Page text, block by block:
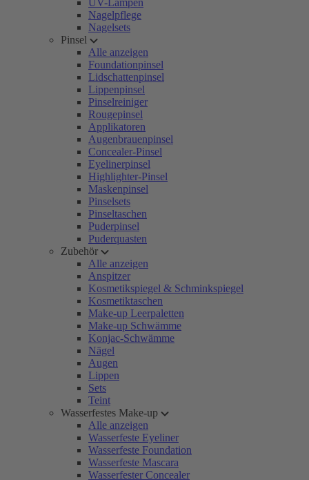
UV-Lampen
Nagelpflege
Nagelsets
Pinsel
Alle anzeigen
Foundationpinsel
Lidschattenpinsel
Lippenpinsel
Pinselreiniger
Rougepinsel
Applikatoren
Augenbrauenpinsel
Concealer-Pinsel
Eyelinerpinsel
Highlighter-Pinsel
Maskenpinsel
Pinselsets
Pinseltaschen
Puderpinsel
Puderquasten
Zubehör
Alle anzeigen
Anspitzer
Kosmetikspiegel & Schminkspiegel
Kosmetiktaschen
Make-up Leerpaletten
Make-up Schwämme
Konjac-Schwämme
Nägel
Augen
Lippen
Sets
Teint
Wasserfestes Make-up
Alle anzeigen
Wasserfeste Eyeliner
Wasserfeste Foundation
Wasserfeste Mascara
Wasserfester Concealer